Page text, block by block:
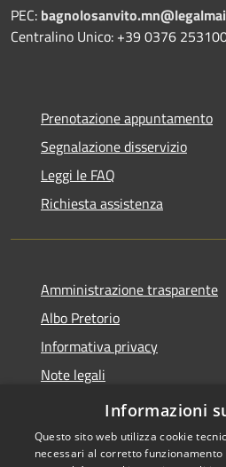
PEC:
Centralino Unico: +39 0376
Prenotazione appuntamento
Segnalazione disservizio
Leggi le FAQ
Richiesta assistenza
Amministrazione trasparente
Albo Pretorio
Informativa privacy
Note legali
Dichiarazione di accessibilità
Informazioni
Questo sito web utilizza cookie
necessari al corretto